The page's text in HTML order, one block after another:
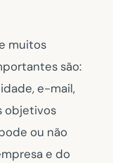
muitos
são:
e-mail,
objetivos
ou não
e do